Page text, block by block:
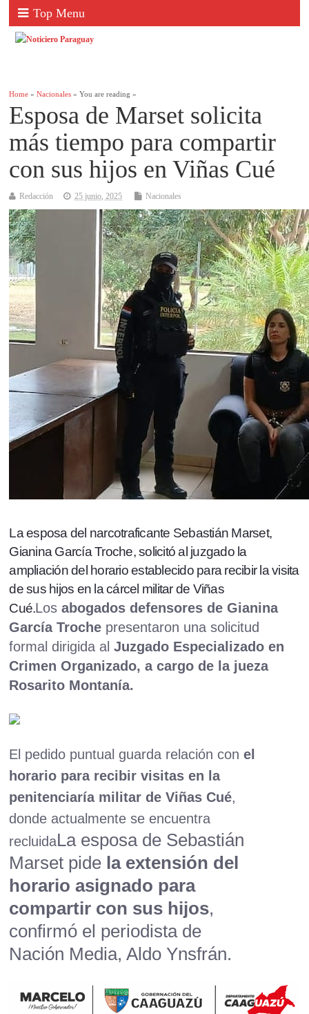
Top Menu
Home »Nacionales » You are reading »
Esposa de Marset solicita
más tiempo para compartir
con sus hijos en Viñas Cué
Redacción 25 junio, 2025 Nacionales
La esposa del narcotraficante Sebastián Marset,
Gianina García Troche, solicitó al juzgado la
ampliación del horario establecido para recibir la visita
de sus hijos en la cárcel militar de Viñas
Cué.Los abogados defensores de Gianina
García Troche presentaron una solicitud
formal dirigida al Juzgado Especializado en
Crimen Organizado, a cargo de la jueza
Rosarito Montanía.
El pedido puntual guarda relación conel
horario para recibir visitas en la
penitenciaría militar de Viñas Cué,
donde actualmente se encuentra
recluidaLa esposa de Sebastián
Marset pide la extensión del
horario asignado para
compartir con sus hijos,
confirmó el periodista de
Nación Media, Aldo Ynsfrán.